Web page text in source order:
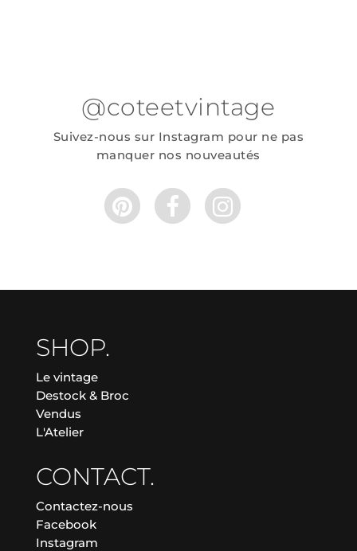
@coteetvintage
Suivez-nous sur Instagram pour ne pas
manquer nos nouveautés
SHOP.
Le vintage
Destock & Broc
Vendus
L'Atelier
CONTACT.
Contactez-nous
Facebook
Instagram